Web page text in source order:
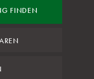
FINDEN